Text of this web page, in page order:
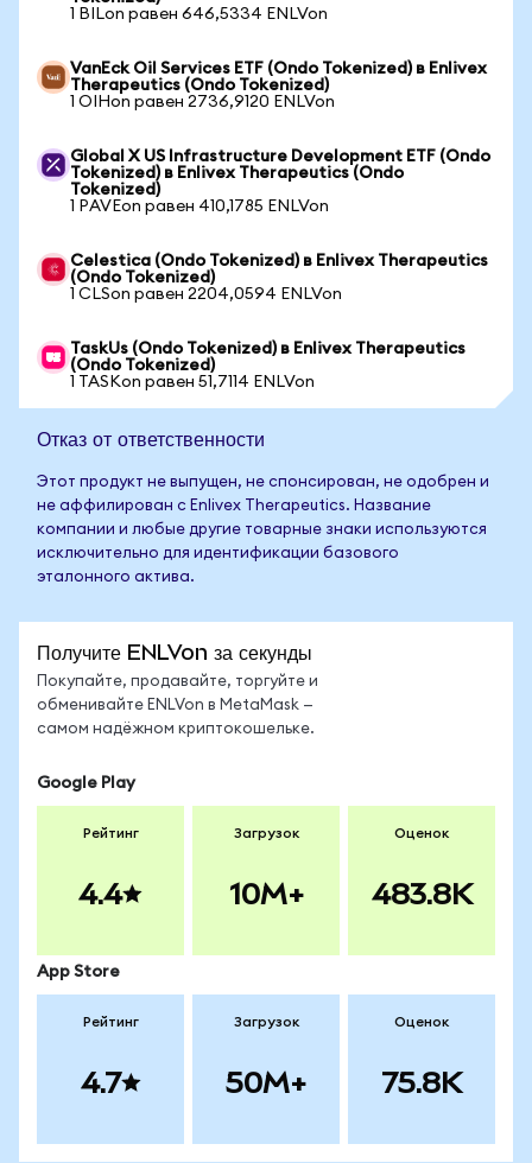
1 BILon равен 646,5334 ENLVon
VanEck Oil Services ETF (Ondo Tokenized) в Enlivex
Therapeutics (Ondo Tokenized)
1 OIHon равен 2736,9120 ENLVon
Global X US Infrastructure Development ETF (Ondo
Tokenized) в Enlivex Therapeutics (Ondo
Tokenized)
1 PAVEon равен 410,1785 ENLVon
Celestica (Ondo Tokenized) в Enlivex Therapeutics
(Ondo Tokenized)
1 CLSon равен 2204,0594 ENLVon
TaskUs (Ondo Tokenized) в Enlivex Therapeutics
(Ondo Tokenized)
1 TASKon равен 51,7114 ENLVon
Отказ от ответственности
Этот продукт не выпущен, не спонсирован, не одобрен и
не аффилирован с Enlivex Therapeutics. Название
компании и любые другие товарные знаки используются
исключительно для идентификации базового
эталонного актива.
Получите ENLVon за секунды
Покупайте, продавайте, торгуйте и
обменивайте ENLVon в MetaMask —
самом надёжном криптокошельке.
Google Play
Рейтинг
4.4
Загрузок
10M+
Оценок
483.8K
App Store
Рейтинг
4.7
Загрузок
50M+
Оценок
75.8K